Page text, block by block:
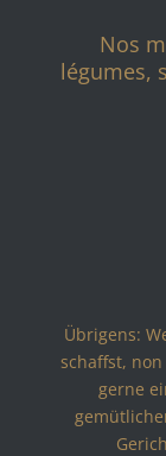
Nos
légumes,
Übrigens:
schaffst,
gerne